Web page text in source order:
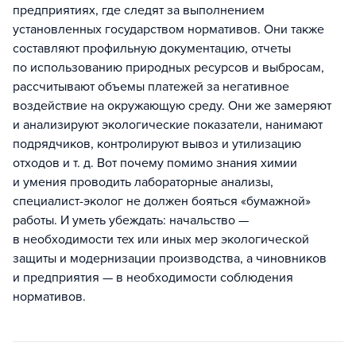
предприятиях, где следят за выполнением
установленных государством нормативов. Они также
составляют профильную документацию, отчеты
по использованию природных ресурсов и выбросам,
рассчитывают объемы платежей за негативное
воздействие на окружающую среду. Они же замеряют
и анализируют экологические показатели, нанимают
подрядчиков, контролируют вывоз и утилизацию
отходов и т. д. Вот почему помимо знания химии
и умения проводить лабораторные анализы,
специалист-эколог не должен бояться «бумажной»
работы. И уметь убеждать: начальство —
в необходимости тех или иных мер экологической
защиты и модернизации производства, а чиновников
и предприятия — в необходимости соблюдения
нормативов.